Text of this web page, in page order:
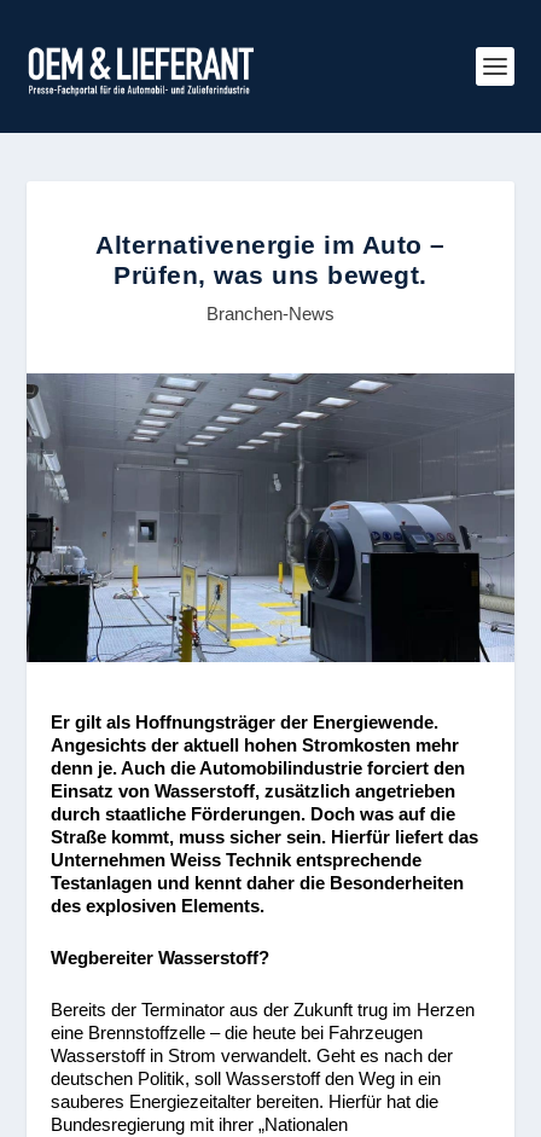
Alternativenergie im Auto –
Prüfen, was uns bewegt.
Branchen-News
Er gilt als Hoffnungsträger der Energiewende.
Angesichts der aktuell hohen Stromkosten mehr
denn je. Auch die Automobilindustrie forciert den
Einsatz von Wasserstoff, zusätzlich angetrieben
durch staatliche Förderungen. Doch was auf die
Straße kommt, muss sicher sein. Hierfür liefert das
Unternehmen Weiss Technik entsprechende
Testanlagen und kennt daher die Besonderheiten
des explosiven Elements.
Wegbereiter Wasserstoff?
Bereits der Terminator aus der Zukunft trug im Herzen
eine Brennstoffzelle – die heute bei Fahrzeugen
Wasserstoff in Strom verwandelt. Geht es nach der
deutschen Politik, soll Wasserstoff den Weg in ein
sauberes Energiezeitalter bereiten. Hierfür hat die
Bundesregierung mit ihrer „Nationalen